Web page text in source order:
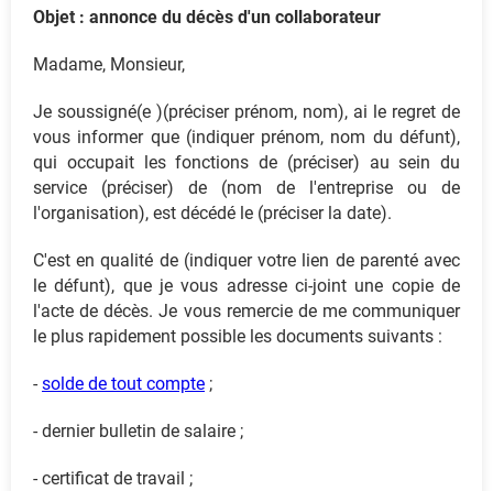
Objet : annonce du décès d'un collaborateur
Madame, Monsieur,
Je soussigné(e )(préciser prénom, nom), ai le regret de
vous informer que (indiquer prénom, nom du défunt),
qui occupait les fonctions de (préciser) au sein du
service (préciser) de (nom de l'entreprise ou de
l'organisation), est décédé le (préciser la date).
C'est en qualité de (indiquer votre lien de parenté avec
le défunt), que je vous adresse ci-joint une copie de
l'acte de décès. Je vous remercie de me communiquer
le plus rapidement possible les documents suivants :
- solde de tout compte ;
- dernier bulletin de salaire ;
- certificat de travail ;